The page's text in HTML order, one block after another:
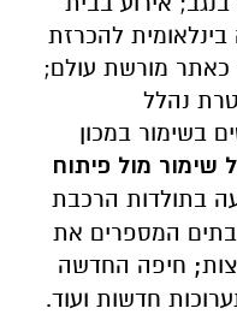
בינלאומית להכרזת
כאתר מורשת עולם;
נהלל
בשימור במכון
שימור מול פיתוח
בתולדות הרכבת
המספרים את
; חיפה החדשה
חדשות ועוד.